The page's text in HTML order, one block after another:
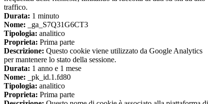
traffico.
Durata: 1 minuto
Nome: _ga_S7Q31G6CT3
Tipologia: analitico
Proprieta: Prima parte
Descrizione: Questo cookie viene utilizzato da Google Analytics
per mantenere lo stato della sessione.
Durata: 1 anno e 1 mese
Nome: _pk_id.1.fd80
Tipologia: analitico
Proprieta: Prima parte